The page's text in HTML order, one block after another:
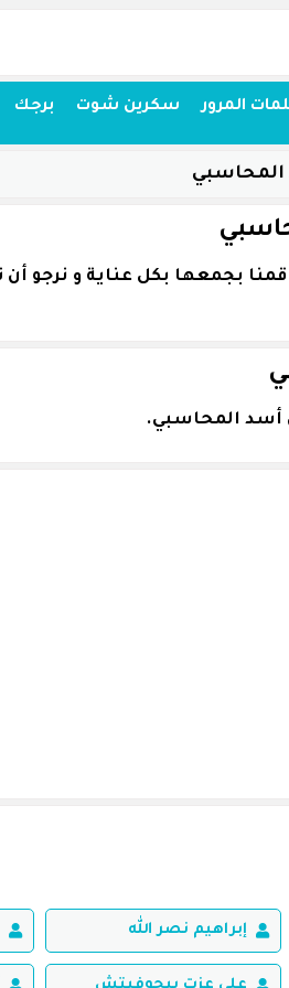
المرور سكرين شوت برجك
المحاسبي
أسد المحاسبي.
إبراهيم نصر الله